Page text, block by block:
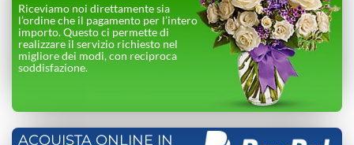
Riceviamo noi direttamente sia
l’ordine che il pagamento per l’intero
importo. Questo ci permette di
realizzare il servizio richiesto nel
migliore dei modi, con reciproca
soddisfazione.
ACQUISTA ONLINE IN